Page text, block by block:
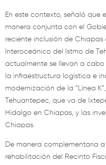
En este contexto, señaló que
manera conjunta con el
reciente inclusión de
Interoceánico del Istmo de
actualmente se llevan a
la infraestructura logística e
modernización de la “Línea
Tehuantepec, que va de
Hidalgo en Chiapas, y las
Chiapas.
De manera complementaria
rehabilitación del Recinto